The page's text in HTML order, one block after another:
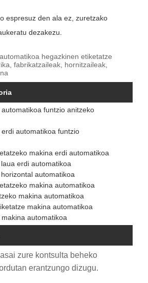
espresuz den ala ez, zuretzako
dezakezu.
hegazkinen etiketatze
fabrikatzaileak, hornitzaileak,
funtzio anitzeko
automatikoa funtzio
makina erdi automatikoa
erdi automatikoa
automatikoa
makina automatikoa
makina automatikoa
makina automatikoa
automatikoa
zure kontsulta beheko
erantzungo dizugu.